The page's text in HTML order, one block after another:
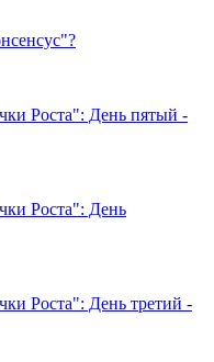
Роста": День пятый -
Роста": День
Роста": День третий -